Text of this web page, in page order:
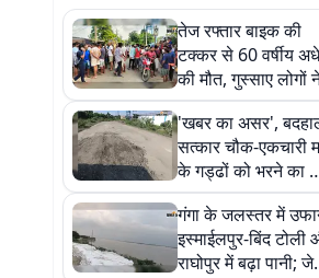
तेज रफ्तार बाइक की
टक्कर से 60 वर्षीय
की मौत, गुस्साए लोगों
एकचारी-महगामा सड़क
किया जाम
'खबर का असर',
सत्कार चौक-एकचारी
के गड्ढों को भरने का
शुरू
गंगा के जलस्तर में
इस्माईलपुर-बिंद टोली
राघोपुर में बढ़ा पानी;